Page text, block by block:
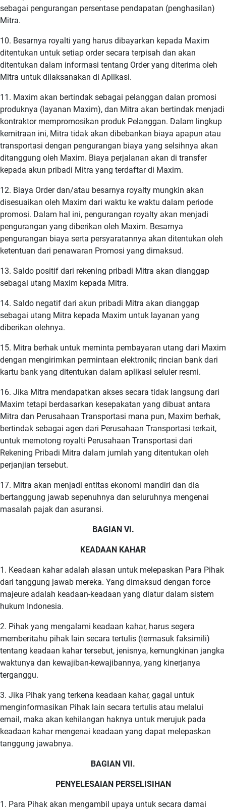
sebagai pengurangan persentase pendapatan (penghasilan)
Mitra.
10. Besarnya royalti yang harus dibayarkan kepada Maxim
ditentukan untuk setiap order secara terpisah dan akan
ditentukan dalam informasi tentang Order yang diterima oleh
Mitra untuk dilaksanakan di Aplikasi.
11. Maxim akan bertindak sebagai pelanggan dalan promosi
produknya (layanan Maxim), dan Mitra akan bertindak menjadi
kontraktor mempromosikan produk Pelanggan. Dalam lingkup
kemitraan ini, Mitra tidak akan dibebankan biaya apapun atau
transportasi dengan pengurangan biaya yang selsihnya akan
ditanggung oleh Maxim. Biaya perjalanan akan di transfer
kepada akun pribadi Mitra yang terdaftar di Maxim.
12. Biaya Order dan/atau besarnya royalty mungkin akan
disesuaikan oleh Maxim dari waktu ke waktu dalam periode
promosi. Dalam hal ini, pengurangan royalty akan menjadi
pengurangan yang diberikan oleh Maxim. Besarnya
pengurangan biaya serta persyaratannya akan ditentukan oleh
ketentuan dari penawaran Promosi yang dimaksud.
13. Saldo positif dari rekening pribadi Mitra akan dianggap
sebagai utang Maxim kepada Mitra.
14. Saldo negatif dari akun pribadi Mitra akan dianggap
sebagai utang Mitra kepada Maxim untuk layanan yang
diberikan olehnya.
15. Mitra berhak untuk meminta pembayaran utang dari Maxim
dengan mengirimkan permintaan elektronik; rincian bank dari
kartu bank yang ditentukan dalam aplikasi seluler resmi.
16. Jika Mitra mendapatkan akses secara tidak langsung dari
Maxim tetapi berdasarkan kesepakatan yang dibuat antara
Mitra dan Perusahaan Transportasi mana pun, Maxim berhak,
bertindak sebagai agen dari Perusahaan Transportasi terkait,
untuk memotong royalti Perusahaan Transportasi dari
Rekening Pribadi Mitra dalam jumlah yang ditentukan oleh
perjanjian tersebut.
17. Mitra akan menjadi entitas ekonomi mandiri dan dia
bertanggung jawab sepenuhnya dan seluruhnya mengenai
masalah pajak dan asuransi.
BAGIAN VI.
KEADAAN KAHAR
1. Keadaan kahar adalah alasan untuk melepaskan Para Pihak
dari tanggung jawab mereka. Yang dimaksud dengan force
majeure adalah keadaan-keadaan yang diatur dalam sistem
hukum Indonesia.
2. Pihak yang mengalami keadaan kahar, harus segera
memberitahu pihak lain secara tertulis (termasuk faksimili)
tentang keadaan kahar tersebut, jenisnya, kemungkinan jangka
waktunya dan kewajiban-kewajibannya, yang kinerjanya
terganggu.
3. Jika Pihak yang terkena keadaan kahar, gagal untuk
menginformasikan Pihak lain secara tertulis atau melalui
email, maka akan kehilangan haknya untuk merujuk pada
keadaan kahar mengenai keadaan yang dapat melepaskan
tanggung jawabnya.
BAGIAN VII.
PENYELESAIAN PERSELISIHAN
1. Para Pihak akan mengambil upaya untuk secara damai